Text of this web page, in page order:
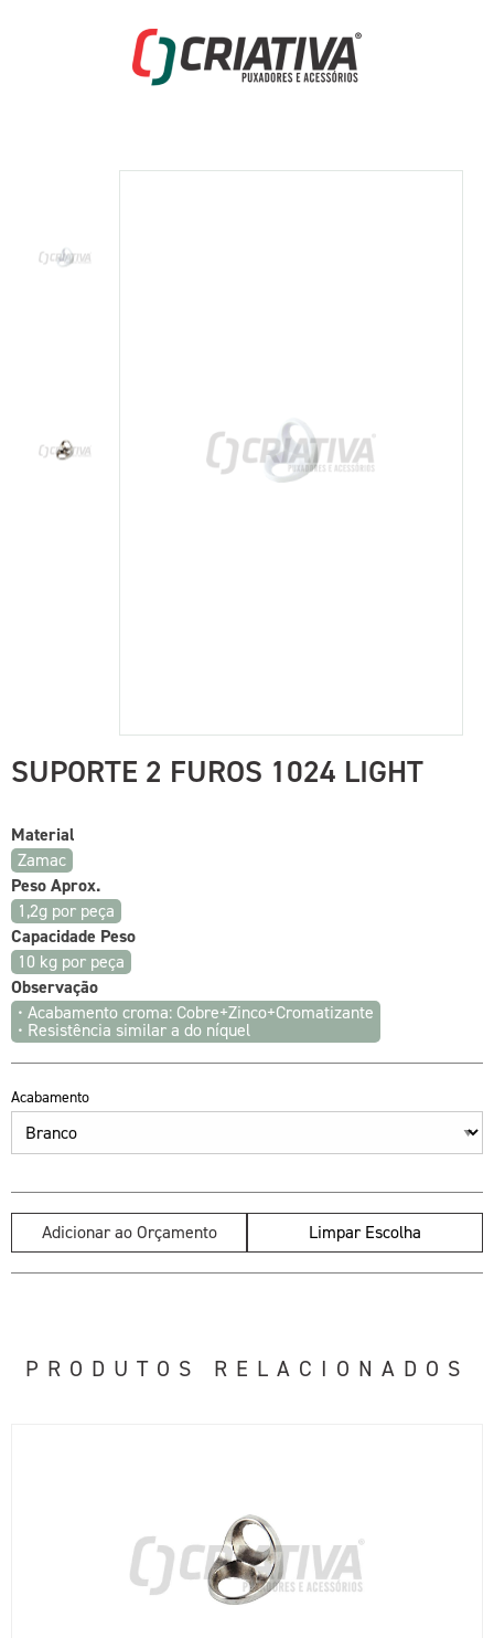
SUPORTE 2 FUROS 1024 LIGHT
Material
Zamac
Peso Aprox.
1,2g por peça
Capacidade Peso
10 kg por peça
Observação
• Acabamento croma: Cobre+Zinco+Cromatizante
• Resistência similar a do níquel
Acabamento
Adicionar ao Orçamento Limpar Escolha
PRODUTOS RELACIONADOS